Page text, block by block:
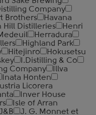
Company
Brothers
Havana
Hill Distilleries
Henri
Herradura
Highland Park
Hitejinro
Hokusetsu
I.Distilling & Co
Company
Illva
Inata Honten
Licorera
Inver House
Isle of Arran
J. G. Monnet et